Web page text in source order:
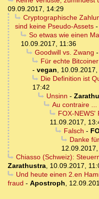
09.09.2017, 14:29
Cryptographische
sind keine Pseudo-Assets -
So etwas wie einen
10.09.2017, 11:36
Goodwill vs. Zwang -
Für echte
- vegan,
Die Definition ist
17:42
Unsinn -
Au contraire ...
FOX-NEWS'
11.09.2017,
Falsch -
Danke
Chiasso (Schweiz):
Zarathustra, 10.09.2017,
Und heute einen 2.en
fraud - Apostroph,